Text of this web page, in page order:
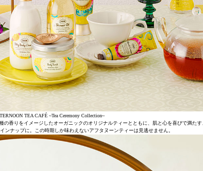
TEA CAFÉ ~Tea Ceremony Collection~
香りをイメージしたオーガニックのオリジナルティーとともに、肌と心を喜びで満たす
ンナップに。この時期しか味わえないアフタヌーンティーは見逃せません。